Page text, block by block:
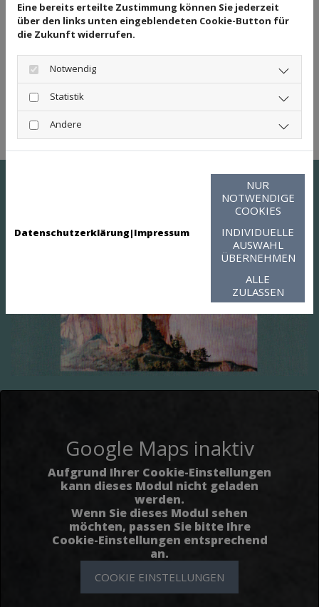
Sie haben keine Möglichkeit das Material selber zu
transportieren? Kein Problem! Wir von Bauerdorff &
Söhne bieten Ihnen eine zuverlässige Lieferung Ihrer
Schüttgüter aus unserer Sandgrube. Wir sorgen für die
termingerechte Ausführung Ihres Auftrages. Auch in
Kleinmengen ab einer Tonne übernehmen wir für Sie
Sand- und Kiestransporte. Besprechen Sie mit uns Ihr
Anliegen detailliert und rufen Sie uns an.
Google Maps inaktiv
Aufgrund Ihrer Cookie-Einstellungen
kann dieses Modul nicht geladen
werden.
Wenn Sie dieses Modul sehen
möchten, passen Sie bitte Ihre
Cookie-Einstellungen entsprechend
an.
COOKIE EINSTELLUNGEN
Eine bereits erteilte Zustimmung können Sie jederzeit
über den links unten eingeblendeten Cookie-Button für
die Zukunft widerrufen.
Notwendig
Statistik
Andere
Datenschutzerklärung|Impressum
NUR
NOTWENDIGE
COOKIES
INDIVIDUELLE
AUSWAHL
ÜBERNEHMEN
ALLE
ZULASSEN